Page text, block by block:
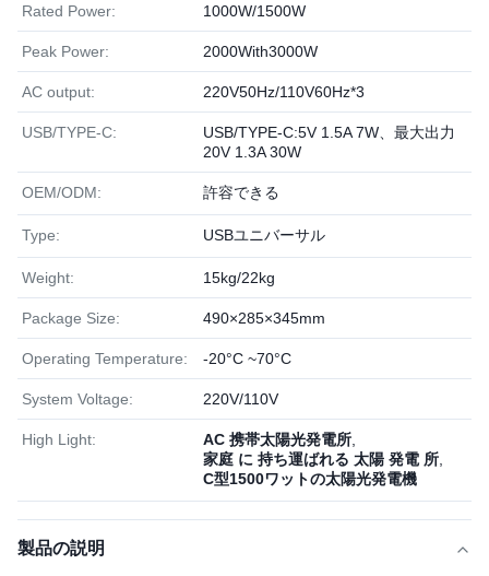
Rated Power: 1000W/1500W
Peak Power: 2000With3000W
AC output: 220V50Hz/110V60Hz*3
USB/TYPE-C:
USB/TYPE-C:5V 1.5A 7W、最大出力
20V 1.3A 30W
OEM/ODM: 許容できる
Type: USBユニバーサル
Weight: 15kg/22kg
Package Size: 490×285×345mm
Operating Temperature: -20°C ~70°C
System Voltage: 220V/110V
High Light: AC 携帯太陽光発電所
家庭 に 持ち運ばれる 太陽 発電 所
C型1500ワットの太陽光発電機
製品の説明